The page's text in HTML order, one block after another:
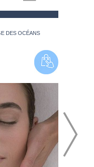
DES OCÉANS